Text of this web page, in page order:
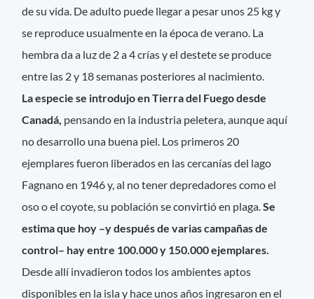
de su vida. De adulto puede llegar a pesar unos 25 kg y
se reproduce usualmente en la época de verano. La
hembra da a luz de 2 a 4 crías y el destete se produce
entre las 2 y 18 semanas posteriores al nacimiento.
La especie se introdujo en Tierra del Fuego desde
Canadá, pensando en la industria peletera, aunque aquí
no desarrollo una buena piel. Los primeros 20
ejemplares fueron liberados en las cercanías del lago
Fagnano en 1946 y, al no tener depredadores como el
oso o el coyote, su población se convirtió en plaga.Se
estima que hoy –y después de varias campañas de
control– hay entre 100.000 y 150.000 ejemplares.
Desde allí invadieron todos los ambientes aptos
disponibles en la isla y hace unos años ingresaron en el